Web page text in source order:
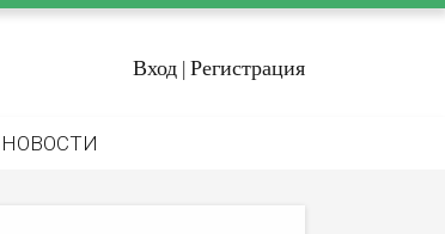
Вход | Регистрация
НОВОСТИ